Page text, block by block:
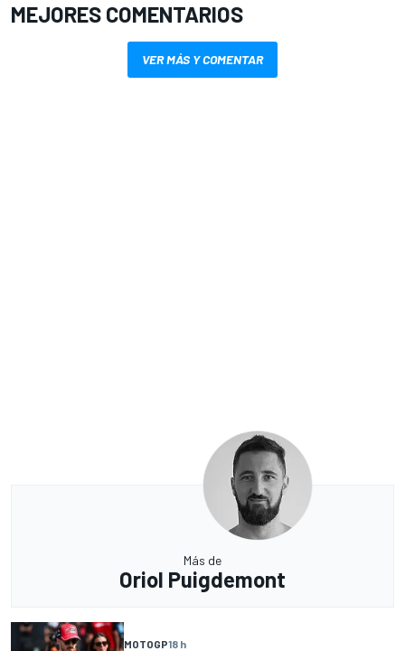
MEJORES COMENTARIOS
VER MÁS Y COMENTAR
Más de
Oriol Puigdemont
MOTOGP18 h